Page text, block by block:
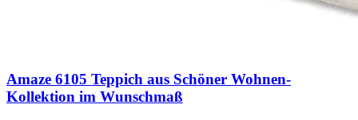
Amaze 6105 Teppich aus Schöner Wohnen-
Kollektion im Wunschmaß